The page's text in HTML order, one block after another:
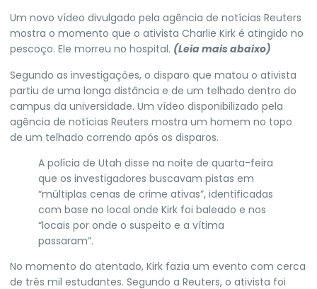
Um novo vídeo divulgado pela agência de notícias Reuters
mostra o momento que o ativista Charlie Kirk é atingido no
pescoço. Ele morreu no hospital. (Leia mais abaixo)
Segundo as investigações, o disparo que matou o ativista
partiu de uma longa distância e de um telhado dentro do
campus da universidade. Um vídeo disponibilizado pela
agência de notícias Reuters mostra um homem no topo
de um telhado correndo após os disparos.
A polícia de Utah disse na noite de quarta-feira
que os investigadores buscavam pistas em
“múltiplas cenas de crime ativas”, identificadas
com base no local onde Kirk foi baleado e nos
“locais por onde o suspeito e a vítima
passaram”.
No momento do atentado, Kirk fazia um evento com cerca
de três mil estudantes. Segundo a Reuters, o ativista foi